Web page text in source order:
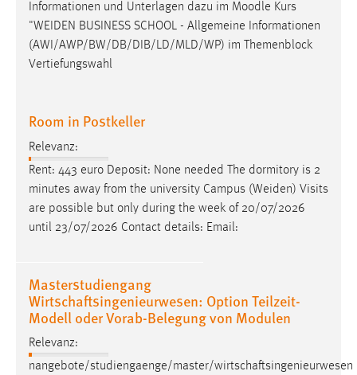
Informationen und Unterlagen dazu im Moodle Kurs
"WEIDEN BUSINESS SCHOOL - Allgemeine Informationen
(AWI/AWP/BW/DB/DIB/LD/MLD/WP) im Themenblock
Vertiefungswahl
Room in Postkeller
Relevanz:
Rent: 443 euro Deposit: None needed The dormitory is 2
minutes away from the university Campus (Weiden) Visits
are possible but only during the week of 20/07/2026
until 23/07/2026 Contact details: Email:
Masterstudiengang
Wirtschaftsingenieurwesen: Option Teilzeit-
Modell oder Vorab-Belegung von Modulen
Relevanz:
nangebote/studiengaenge/master/wirtschaftsingenieurwesen
Zweck:
Conversion-Tracking
Cookie Laufzeit:
Facebook Pixel
Name:
Anbieter:
Facebook
Cookie Laufzeit:
3 Monate